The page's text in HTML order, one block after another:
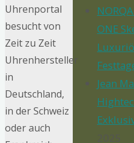
Uhrenportal
besucht von
Zeit zu Zeit
Uhrenhersteller
in
Deutschland,
in der Schweiz
oder auch
ONE
Jean
2025